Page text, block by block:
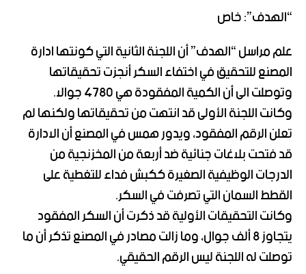
“الهدف”: خاص
علم مراسل “الهدف” أن اللجنة الثانية التي كونتها ادارة
المصنع للتحقيق في اختفاء السكر أنجزت تحقيقاتها
وتوصلت الى أن الكمية المفقودة هي 4780 جوالا.
وكانت اللجنة الأولى قد انتهت من تحقيقاتها ولكنها لم
تعلن الرقم المفقود، ويدور همس في المصنع أن الادارة
قد فتحت بلاغات جنائية ضد أربعة من المخزنجية من
الدرجات الوظيفية الصغيرة ككبش فداء للتغطية على
القطط السمان التي تصرفت في السكر.
وكانت التحقيقات الأولية قد ذكرت أن السكر المفقود
يتجاوز 8 ألف جوال، وما زالت مصادر في المصنع تذكر أن ما
توصلت له اللجنة ليس الرقم الحقيقي.